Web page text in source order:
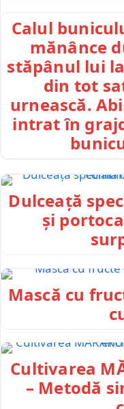
Calul
mănânce
stăpânul lui
din tot
urnească.
intrat în
Dulceață
și
Mască cu
Cultivarea
– Metodă